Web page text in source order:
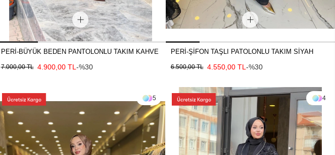
PERİ-BÜYÜK BEDEN PANTOLONLU TAKIM KAHVE
7.000,00 TL 4.900,00 TL -%30
PERİ-ŞİFON TAŞLI PATOLONLU TAKIM SİYAH
6.500,00 TL 4.550,00 TL -%30
5 4